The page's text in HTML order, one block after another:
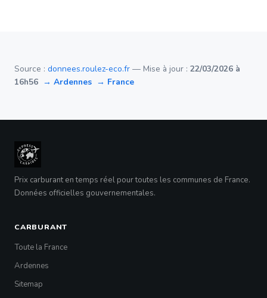
Source : donnees.roulez-eco.fr — Mise à jour : 22/03/2026 à
16h56 → Ardennes → France
Prix carburant en temps réel pour toutes les communes de France.
Données officielles gouvernementales.
CARBURANT
Toute la France
Ardennes
Sitemap